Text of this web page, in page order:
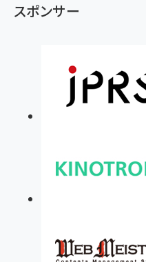
スポンサー